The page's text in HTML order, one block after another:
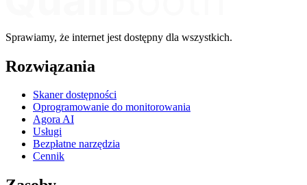
Sprawiamy, że internet jest dostępny dla wszystkich.
Rozwiązania
Skaner dostępności
Oprogramowanie do monitorowania
Agora AI
Usługi
Bezpłatne narzędzia
Cennik